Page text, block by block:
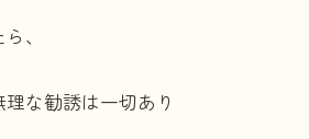
、
理な勧誘は一切あり